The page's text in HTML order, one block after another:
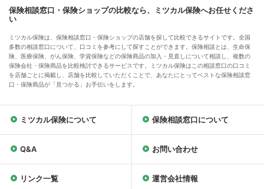
保険相談窓口・保険ショップの比較なら、ミツカル保険へお任せくださ
い
ミツカル保険は、保険相談窓口・保険ショップの店舗を探して比較できるサイトです。全国
多数の相談窓口について、口コミを参考にして探すことができます。保険相談とは、生命保
険、医療保険、がん保険、学資保険などの保険商品の加入・見直しについて相談し、複数の
保険会社・保険商品を比較検討できるサービスです。ミツカル保険はこの相談窓口の口コミ
を店舗ごとに掲載し、店舗を比較していただくことで、あなたにとってベストな保険相談窓
口・保険商品が「見つかる」お手伝いをします。
ミツカル保険について 保険相談窓口について
Q&A お問い合わせ
リンク一覧 運営会社情報